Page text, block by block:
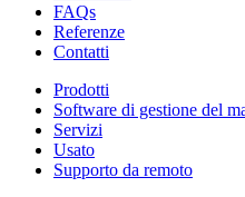
FAQs
Referenze
Contatti
Prodotti
Software di gestione del
Servizi
Usato
Supporto da remoto